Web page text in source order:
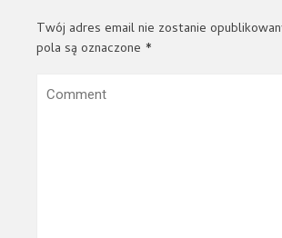
Twój adres email nie zostanie
pola są oznaczone *